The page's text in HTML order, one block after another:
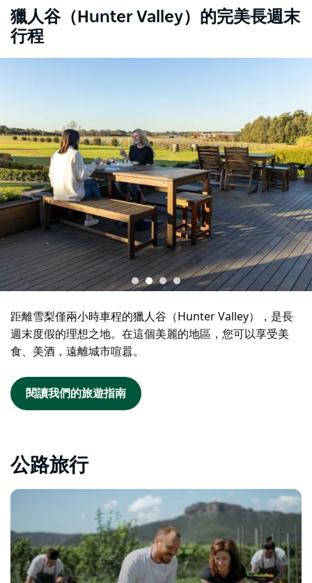
獵人谷（Hunter Valley）的完美長週末
行程
距離雪梨僅兩小時車程的獵人谷（Hunter Valley），是長
週末度假的理想之地。在這個美麗的地區，您可以享受美
食、美酒，遠離城市喧囂。
閱讀我們的旅遊指南
公路旅行